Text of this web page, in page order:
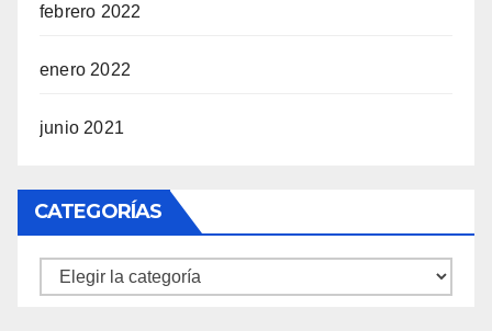
febrero 2022
enero 2022
junio 2021
CATEGORÍAS
Categorías